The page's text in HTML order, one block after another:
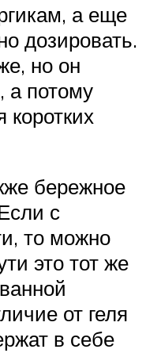
а еще
дозировать.
но он
а потому
коротких
бережное
с
то можно
это тот же
от геля
в себе